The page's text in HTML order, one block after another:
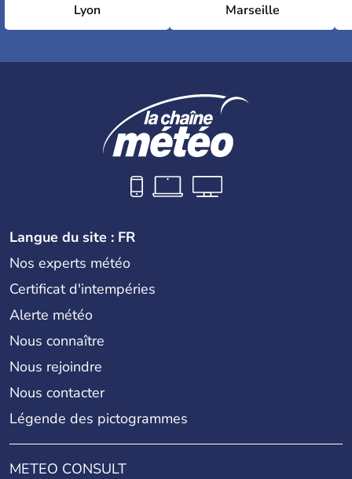
Lyon Marseille
Langue du site : FR
Nos experts météo
Certificat d'intempéries
Alerte météo
Nous connaître
Nous rejoindre
Nous contacter
Légende des pictogrammes
METEO CONSULT